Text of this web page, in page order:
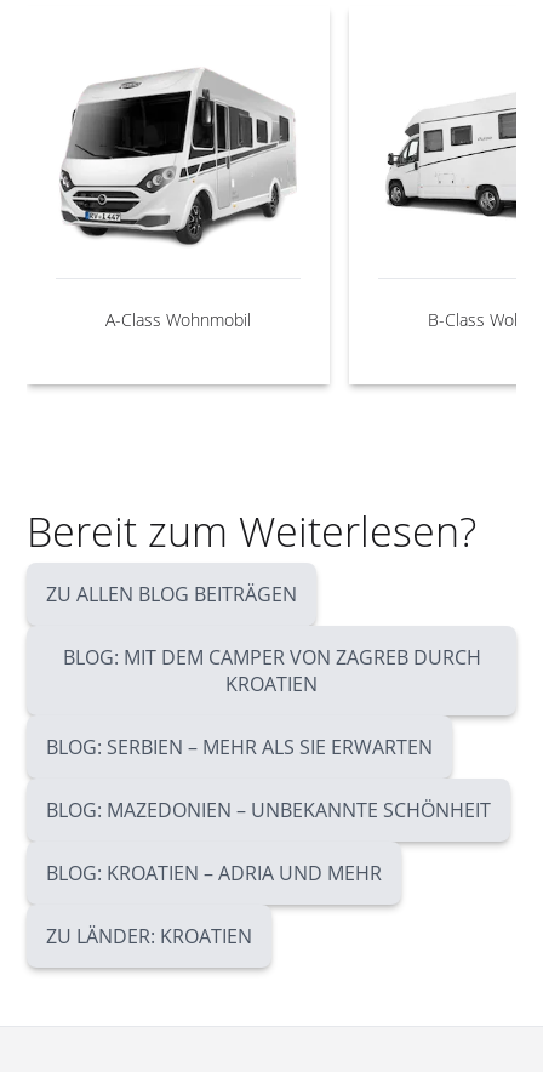
A-Class Wohnmobil B-Class
Bereit zum Weiterlesen?
ZU ALLEN BLOG BEITRÄGEN
BLOG: MIT DEM CAMPER VON ZAGREB DURCH
KROATIEN
BLOG: SERBIEN – MEHR ALS SIE ERWARTEN
BLOG: MAZEDONIEN – UNBEKANNTE SCHÖNHEIT
BLOG: KROATIEN – ADRIA UND MEHR
ZU LÄNDER: KROATIEN